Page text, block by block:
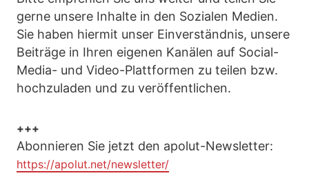
gerne unsere Inhalte in den Sozialen Medien.
Sie haben hiermit unser Einverständnis, unsere
Beiträge in Ihren eigenen Kanälen auf Social-
Media- und Video-Plattformen zu teilen bzw.
hochzuladen und zu veröffentlichen.
+++
Abonnieren Sie jetzt den apolut-Newsletter:
https://apolut.net/newsletter/